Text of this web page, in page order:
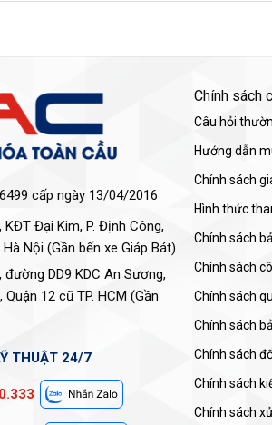
cấp ngày 13/04/2016
KĐT Đại Kim, P. Định Công,
Nội (Gần bến xe Giáp Bát)
đường DD9 KDC An Sương,
12 cũ TP. HCM (Gần
THUẬT 24/7
Chính sách
Câu hỏi
Hướng dẫn
Chính sách
Hình thức
Chính sách
Chính sách
Chính sách
Chính sách
Chính sách
Chính sách
Chính sách